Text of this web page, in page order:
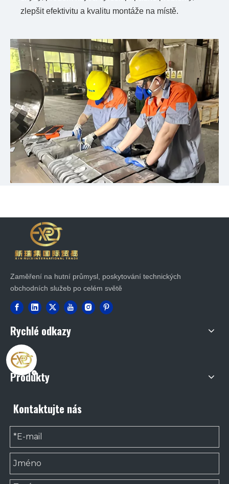
zlepšit efektivitu a kvalitu montáže na místě.
Zaměření na hutní průmysl, poskytování technických
obchodních služeb po celém světě
Rychlé odkazy
Produkty
Kontaktujte nás